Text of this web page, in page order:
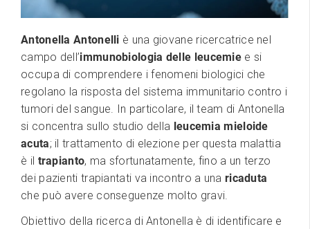
Antonella Antonelli è una giovane ricercatrice nel
campo dell’immunobiologia delle leucemie e si
occupa di comprendere i fenomeni biologici che
regolano la risposta del sistema immunitario contro i
tumori del sangue. In particolare, il team di Antonella
si concentra sullo studio della leucemia mieloide
acuta; il trattamento di elezione per questa malattia
è il trapianto, ma sfortunatamente, fino a un terzo
dei pazienti trapiantati va incontro a una ricaduta
che può avere conseguenze molto gravi.
Obiettivo della ricerca di Antonella è di identificare e